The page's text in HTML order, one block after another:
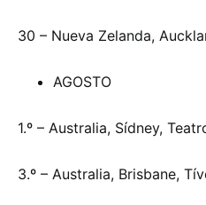
30 – Nueva Zelanda,
AGOSTO
1.º – Australia, Sídney,
3.º – Australia, Brisbane,